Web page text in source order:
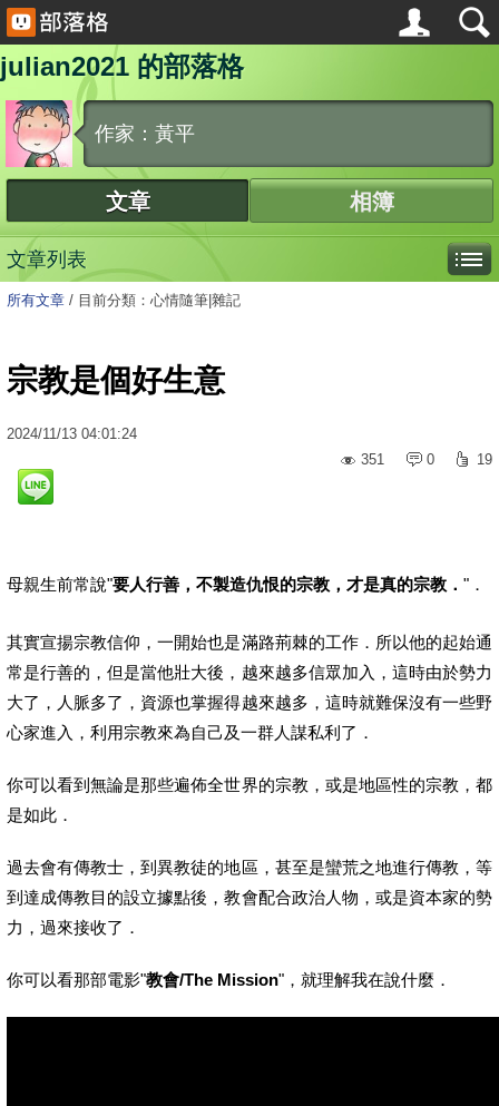
julian2021 的部落格
作家：黃平
文章 相簿
文章列表
所有文章 / 目前分類：心情隨筆|雜記
宗教是個好生意
2024/11/13 04:01:24
351
0 19
母親生前常說"要人行善，不製造仇恨的宗教，才是真的宗教． "．
其實宣揚宗教信仰，一開始也是滿路荊棘的工作．所以他的起始通
常是行善的，但是當他壯大後，越來越多信眾加入，這時由於勢力
大了，人脈多了，資源也掌握得越來越多，這時就難保沒有一些野
心家進入，利用宗教來為自己及一群人謀私利了．
你可以看到無論是那些遍佈全世界的宗教，或是地區性的宗教，都
是如此．
過去會有傳教士，到異教徒的地區，甚至是蠻荒之地進行傳教，等
到達成傳教目的設立據點後，教會配合政治人物，或是資本家的勢
力，過來接收了．
你可以看那部電影"教會/The Mission"，就理解我在說什麼．